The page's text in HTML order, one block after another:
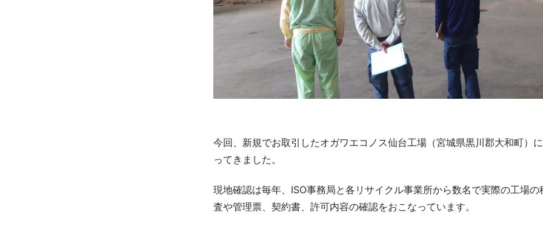
今回、新規でお取引したオガワエコノス仙台工場（宮城県黒川郡大和町）
ってきました。
現地確認は毎年、ISO事務局と各リサイクル事業所から数名で実際の工場の
査や管理票、契約書、許可内容の確認をおこなっています。